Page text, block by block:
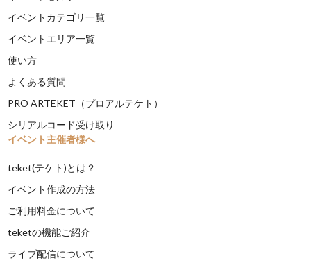
イベントカテゴリ一覧
イベントエリア一覧
使い方
よくある質問
PRO ARTEKET（プロアルテケト）
シリアルコード受け取り
イベント主催者様へ
teket(テケト)とは？
イベント作成の方法
ご利用料金について
teketの機能ご紹介
ライブ配信について